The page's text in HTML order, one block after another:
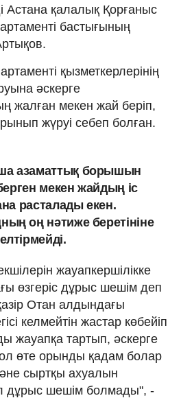
Астана қалалық Қорғаныс
бастығының
қызметкерлерінің
әскерге
жалған мекен жай беріп,
жүруі себеп болған.
азаматтық борышын
берген мекен жайдың іс
расталады екен.
оң нәтиже беретініне
жауапкершілікке
өзгеріс дұрыс шешім деп
Отан алдындағы
келмейтін жастар көбейіп
жауапқа тартып, әскерге
ол өте орынды қадам болар
сыртқы ахуалын
дұрыс шешім болмады", -